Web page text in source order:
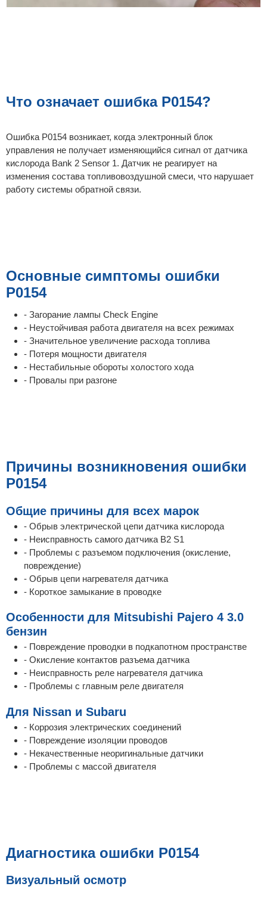
Что означает ошибка P0154?
Ошибка P0154 возникает, когда электронный блок
управления не получает изменяющийся сигнал от датчика
кислорода Bank 2 Sensor 1. Датчик не реагирует на
изменения состава топливовоздушной смеси, что нарушает
работу системы обратной связи.
Основные симптомы ошибки
P0154
- Загорание лампы Check Engine
- Неустойчивая работа двигателя на всех режимах
- Значительное увеличение расхода топлива
- Потеря мощности двигателя
- Нестабильные обороты холостого хода
- Провалы при разгоне
Причины возникновения ошибки
P0154
Общие причины для всех марок
- Обрыв электрической цепи датчика кислорода
- Неисправность самого датчика B2 S1
- Проблемы с разъемом подключения (окисление,
повреждение)
- Обрыв цепи нагревателя датчика
- Короткое замыкание в проводке
Особенности для Mitsubishi Pajero 4 3.0
бензин
- Повреждение проводки в подкапотном пространстве
- Окисление контактов разъема датчика
- Неисправность реле нагревателя датчика
- Проблемы с главным реле двигателя
Для Nissan и Subaru
- Коррозия электрических соединений
- Повреждение изоляции проводов
- Некачественные неоригинальные датчики
- Проблемы с массой двигателя
Диагностика ошибки P0154
Визуальный осмотр